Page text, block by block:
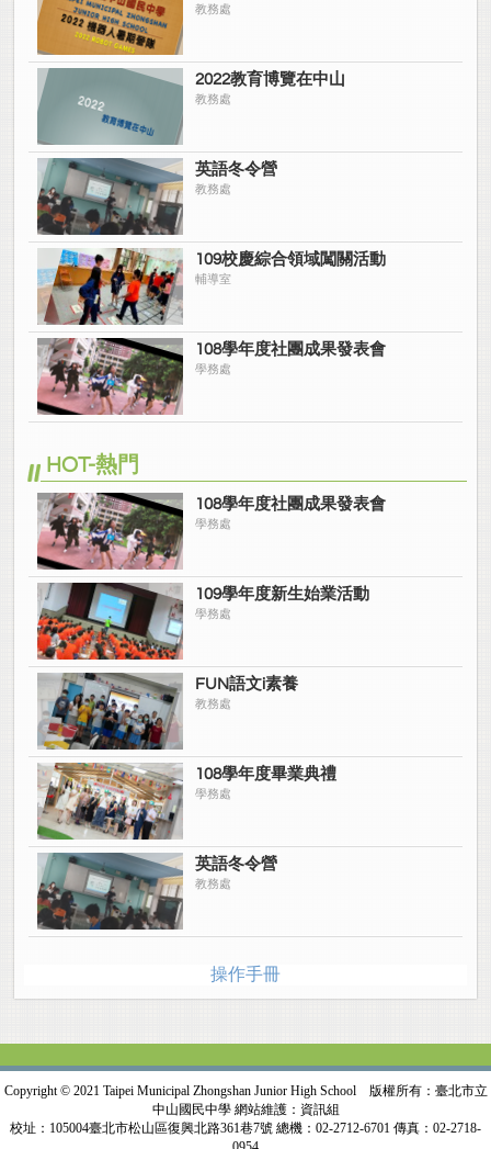
教務處
2022教育博覽在中山
教務處
英語冬令營
教務處
109校慶綜合領域闖關活動
輔導室
108學年度社團成果發表會
學務處
HOT-熱門
108學年度社團成果發表會
學務處
109學年度新生始業活動
學務處
FUN語文i素養
教務處
108學年度畢業典禮
學務處
英語冬令營
教務處
操作手冊
Copyright © 2021 Taipei Municipal Zhongshan Junior High School 版權所有：臺北市立
中山國民中學 網站維護：資訊組
校址：105004臺北市松山區復興北路361巷7號 總機：02-2712-6701 傳真：02-2718-